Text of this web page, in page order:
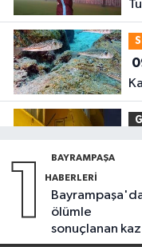
1 BAYRAMPAŞA
HABERLERI
ölümle
sonuçlanan